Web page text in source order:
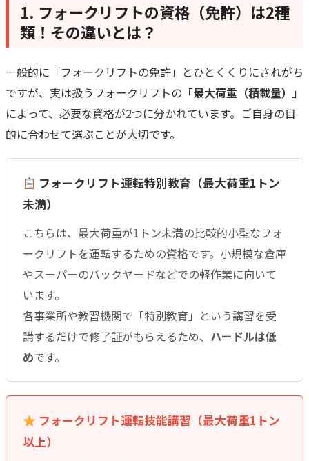
1. フォークリフトの資格（免許）は2種
類！その違いとは？
一般的に「フォークリフトの免許」とひとくくりにされがち
ですが、実は扱うフォークリフトの「最大荷重（積載量）
」
によって、必要な資格が2つに分かれています。ご自身の目
的に合わせて選ぶことが大切です。
フォークリフト運転特別教育（最大荷重1トン
未満）
こちらは、最大荷重が1トン未満の比較的小型なフォ
ークリフトを運転するための資格です。小規模な倉庫
やスーパーのバックヤードなどでの軽作業に向いて
います。
各事業所や教習機関で「特別教育」という講習を受
講するだけで修了証がもらえるため、 ハードルは低
めです。
フォークリフト運転技能講習（最大荷重1トン
以上）